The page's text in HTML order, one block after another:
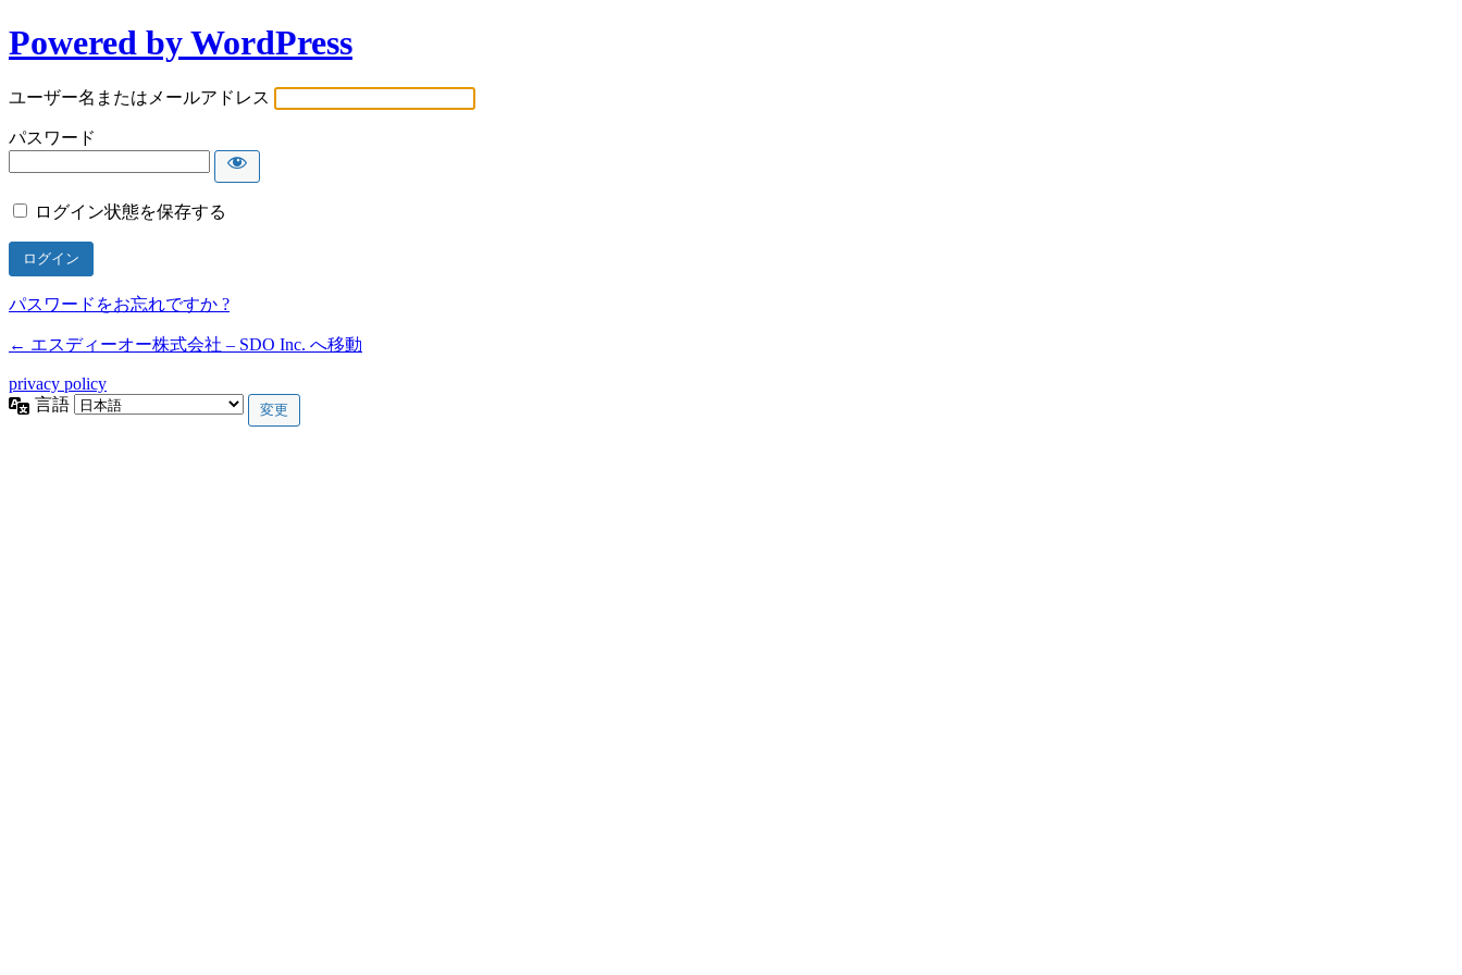
Powered by WordPress
ユーザー名またはメールアドレス
パスワード
ログイン状態を保存する
パスワードをお忘れですか ?
← エスディーオー株式会社 – SDO Inc. へ移動
privacy policy
言語